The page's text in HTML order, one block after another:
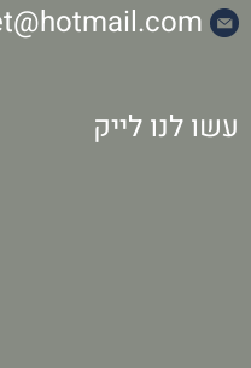
עשו לנו לייק